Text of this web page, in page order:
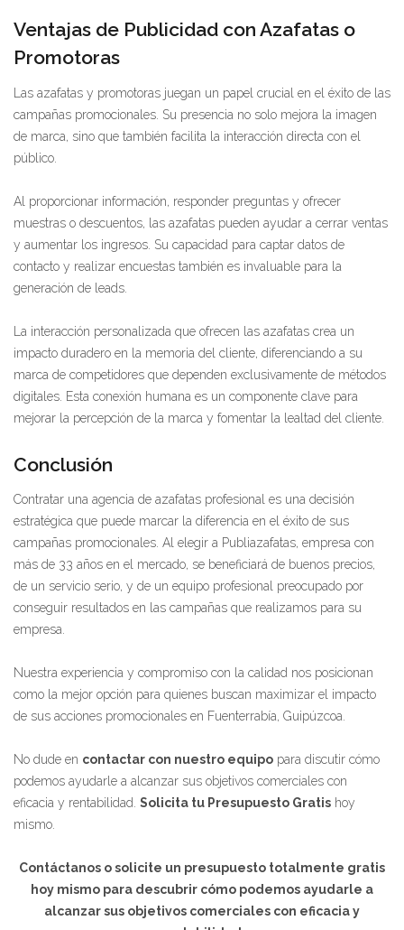
Ventajas de Publicidad con Azafatas o
Promotoras
Las azafatas y promotoras juegan un papel crucial en el éxito de las
campañas promocionales. Su presencia no solo mejora la imagen
de marca, sino que también facilita la interacción directa con el
público.
Al proporcionar información, responder preguntas y ofrecer
muestras o descuentos, las azafatas pueden ayudar a cerrar ventas
y aumentar los ingresos. Su capacidad para captar datos de
contacto y realizar encuestas también es invaluable para la
generación de leads.
La interacción personalizada que ofrecen las azafatas crea un
impacto duradero en la memoria del cliente, diferenciando a su
marca de competidores que dependen exclusivamente de métodos
digitales. Esta conexión humana es un componente clave para
mejorar la percepción de la marca y fomentar la lealtad del cliente.
Conclusión
Contratar una agencia de azafatas profesional es una decisión
estratégica que puede marcar la diferencia en el éxito de sus
campañas promocionales. Al elegir a Publiazafatas, empresa con
más de 33 años en el mercado, se beneficiará de buenos precios,
de un servicio serio, y de un equipo profesional preocupado por
conseguir resultados en las campañas que realizamos para su
empresa.
Nuestra experiencia y compromiso con la calidad nos posicionan
como la mejor opción para quienes buscan maximizar el impacto
de sus acciones promocionales en Fuenterrabía, Guipúzcoa.
No dude en contactar con nuestro equipo para discutir cómo
podemos ayudarle a alcanzar sus objetivos comerciales con
eficacia y rentabilidad. Solicita tu Presupuesto Gratis hoy
mismo.
Contáctanos o solicite un presupuesto totalmente gratis
hoy mismo para descubrir cómo podemos ayudarle a
alcanzar sus objetivos comerciales con eficacia y